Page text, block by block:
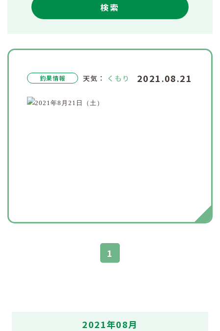
検索
釣果情報 天気： くもり 2021.08.21
1
2021年08月